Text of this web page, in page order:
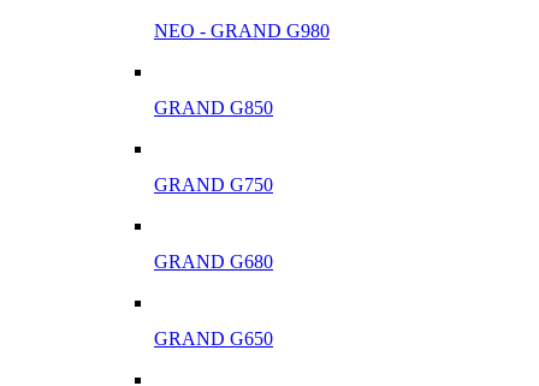
ΝΕΟ - GRAND G980
GRAND G850
GRAND G750
GRAND G680
GRAND G650